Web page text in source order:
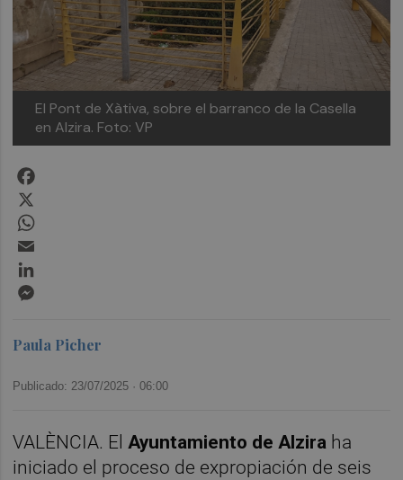
El Pont de Xàtiva, sobre el barranco de la Casella
en Alzira. Foto: VP
Paula Picher
Publicado: 23/07/2025 ·06:00
VALÈNCIA. ElAyuntamiento de Alzira ha
iniciado el proceso de expropiación de seis